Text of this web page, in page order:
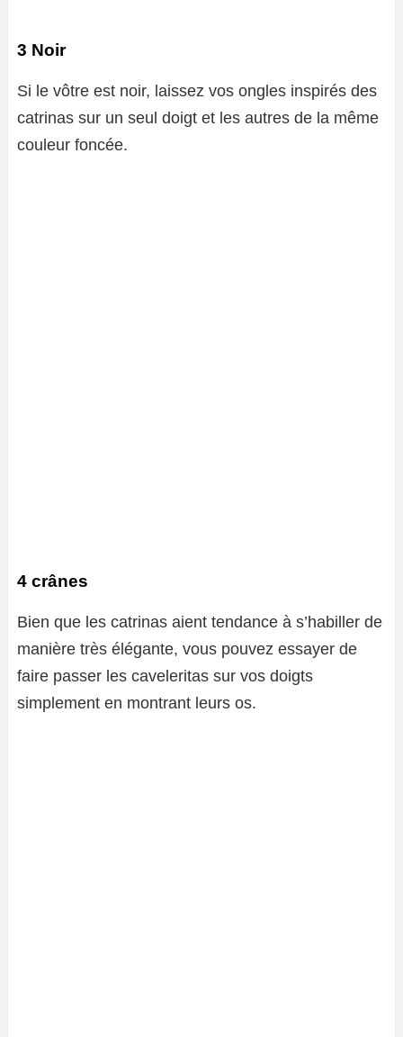
3 Noir
Si le vôtre est noir, laissez vos ongles inspirés des
catrinas sur un seul doigt et les autres de la même
couleur foncée.
4 crânes
Bien que les catrinas aient tendance à s’habiller de
manière très élégante, vous pouvez essayer de
faire passer les caveleritas sur vos doigts
simplement en montrant leurs os.